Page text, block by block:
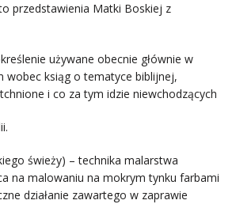
przedstawienia Matki Boskiej z
używane obecnie głównie w
wobec ksiąg o tematyce biblijnej,
i co za tym idzie niewchodzących
świeży) – technika malarstwa
na malowaniu na mokrym tynku farbami
działanie zawartego w zaprawie